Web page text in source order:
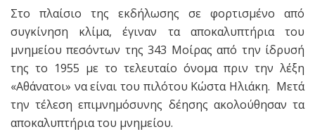
Στο πλαίσιο της εκδήλωσης σε φορτισμένο από
συγκίνηση κλίμα, έγιναν τα αποκαλυπτήρια του
μνημείου πεσόντων της 343 Μοίρας από την ίδρυσή
της το 1955 με το τελευταίο όνομα πριν την λέξη
«Αθάνατοι» να είναι του πιλότου Κώστα Ηλιάκη. Μετά
την τέλεση επιμνημόσυνης δέησης ακολούθησαν τα
αποκαλυπτήρια του μνημείου.